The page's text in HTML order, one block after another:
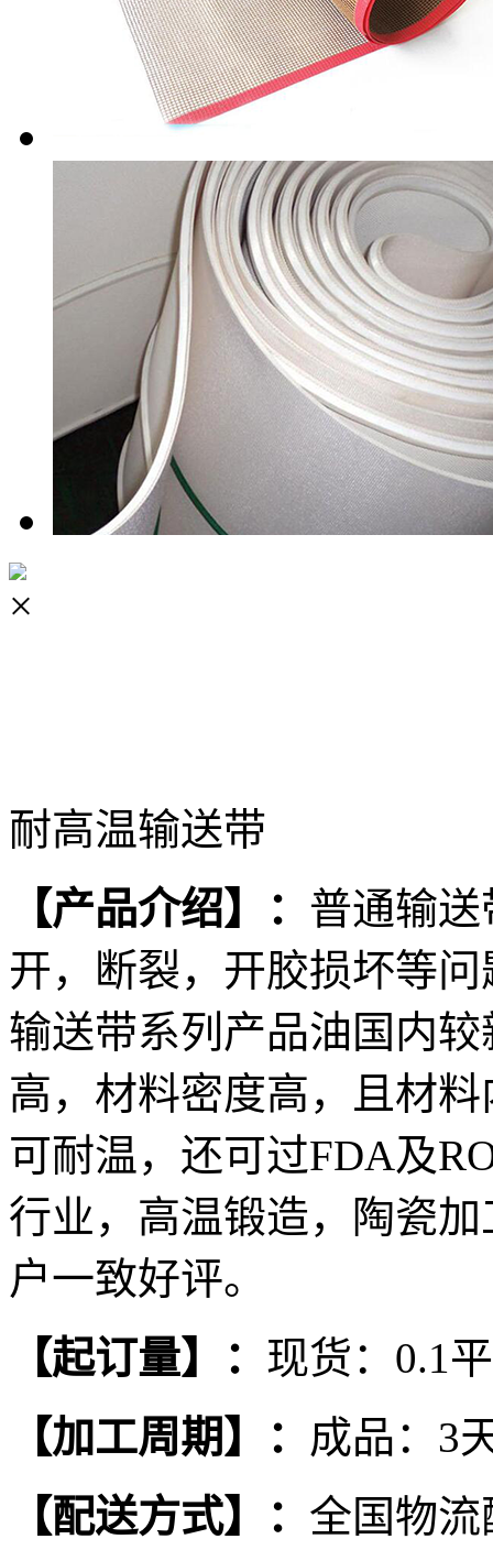
×
耐高温输送带
【产品介绍】 ： 普通输
开，断裂，开胶损坏等
输送带系列产品油国内
高，材料密度高，且材
可耐温，还可过FDA及
行业，高温锻造，陶瓷
户一致好评。
【起订量】 ： 现货：0.1
【加工周期 】 ： 成品：3
【配送方式】 ： 全国物